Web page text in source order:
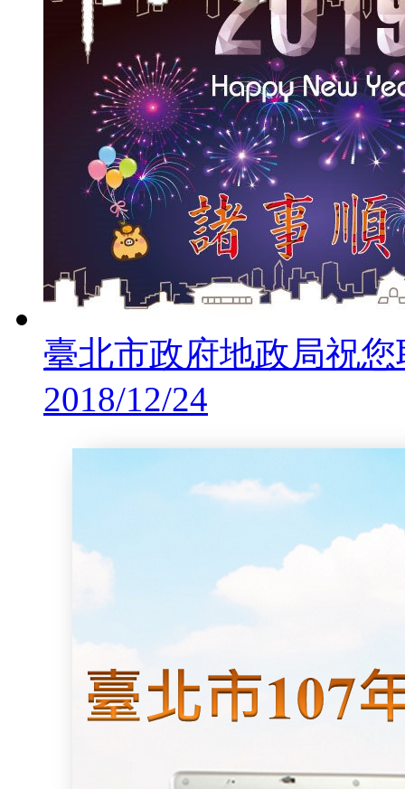
臺北市政府地政局祝
2018/12/24